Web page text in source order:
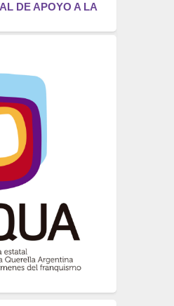
(721)
(522)
(514)
DE APOYO A LA